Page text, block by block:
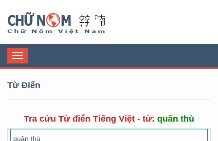
Toggle
navigation
Từ Điển
Tra cứu Từ điển Tiếng Việt - từ: quân thù